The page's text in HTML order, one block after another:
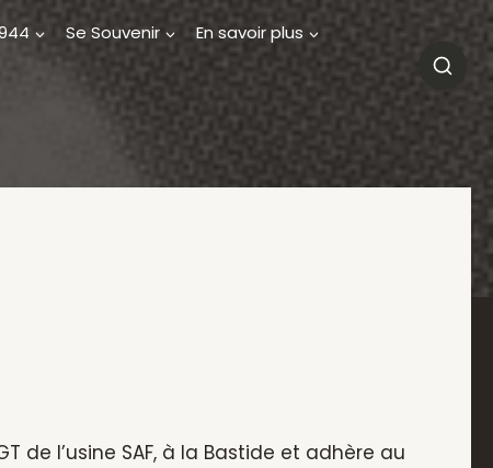
Se Souvenir En savoir plus
de l’usine SAF, à la Bastide et adhère au